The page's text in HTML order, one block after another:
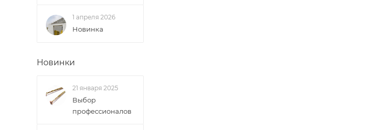
1 апреля 2026
Новинка
Новинки
21 января 2025
Выбор
профессионалов